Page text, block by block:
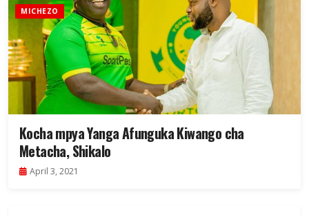
MICHEZO
Kocha mpya Yanga Afunguka Kiwango cha
Metacha, Shikalo
April 3, 2021